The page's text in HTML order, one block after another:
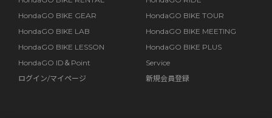
HondaGO BIKE GEAR
HondaGO BIKE TOUR
HondaGO BIKE LAB
HondaGO BIKE MEETING
HondaGO BIKE LESSON
HondaGO BIKE PLUS
HondaGO ID＆Point
Service
ログイン/マイページ
新規会員登録